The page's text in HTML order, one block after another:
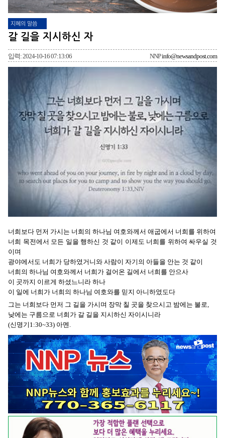
지혜의 말씀
갈 길을 지시하신 자
입력: 2024-10-16 07:13:06 NNPinfo@newsandpost.com
너희보다 먼저 가시는 너희의 하나님 여호와께서 애굽에서 너희를 위하여
너희 목전에서 모든 일을 행하신 것 같이 이제도 너희를 위하여 싸우실 것
이며
광야에서도 너희가 당하였거니와 사람이 자기의 아들을 안는 것 같이
너희의 하나님 여호와께서 너희가 걸어온 길에서 너희를 안으사
이 곳까지 이르게 하셨느니라 하나
이 일에 너희가 너희의 하나님 여호와를 믿지 아니하였도다
그는 너희보다 먼저 그 길을 가시며 장막 칠 곳을 찾으시고 밤에는 불로,
낮에는 구름으로 너희가 갈 길을 지시하신 자이시니라
(신명기1:30~33) 아멘.